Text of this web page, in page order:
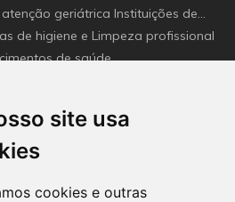
site usa
cookies e outras
Instituições de
de higiene e Limpeza profissional
de saúde
superfícies comerciais
do Meio Ambiente.